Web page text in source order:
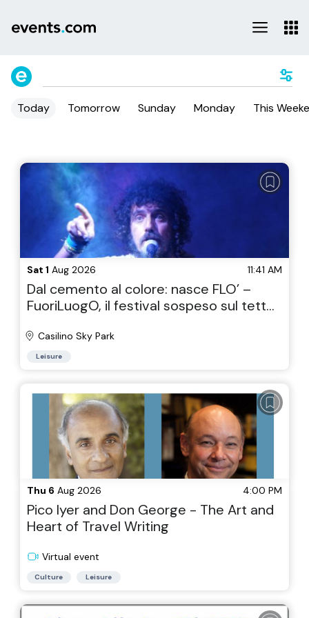
Today Tomorrow Sunday Monday This
Sat 1 Aug 2026 11:41 AM
Dal cemento al colore: nasce FLO’ –
FuoriLuogO, il festival sospeso sul tetto
Casilino Sky Park
Leisure
Thu 6 Aug 2026 4:00 PM
Pico Iyer and Don George - The Art and
Heart of Travel Writing
Virtual event
Culture Leisure